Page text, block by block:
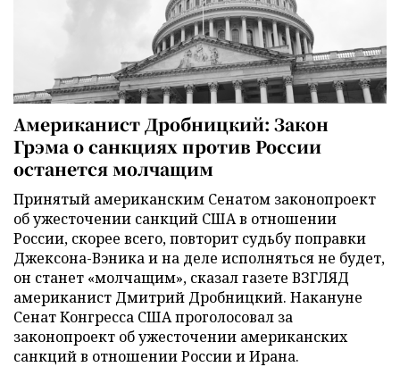
Американист Дробницкий: Закон
Грэма о санкциях против России
останется молчащим
Принятый американским Сенатом законопроект
об ужесточении санкций США в отношении
России, скорее всего, повторит судьбу поправки
Джексона-Вэника и на деле исполняться не будет,
он станет «молчащим», сказал газете ВЗГЛЯД
американист Дмитрий Дробницкий. Накануне
Сенат Конгресса США проголосовал за
законопроект об ужесточении американских
санкций в отношении России и Ирана.